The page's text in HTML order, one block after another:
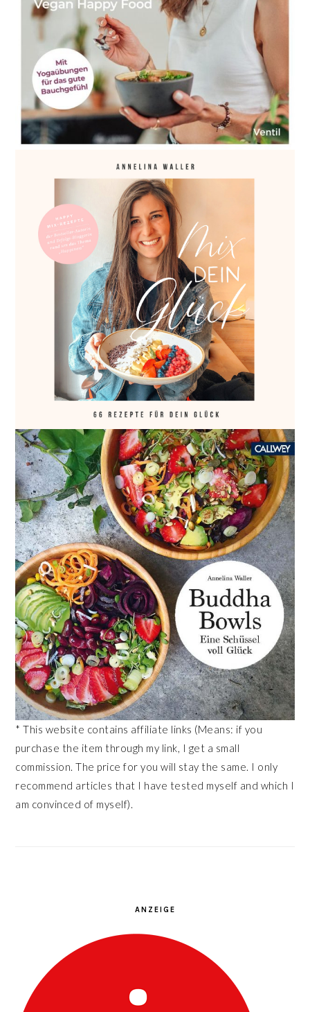
* This website contains affiliate links (Means: if you
purchase the item through my link, I get a small
commission. The price for you will stay the same. I only
recommend articles that I have tested myself and which I
am convinced of myself).
ANZEIGE